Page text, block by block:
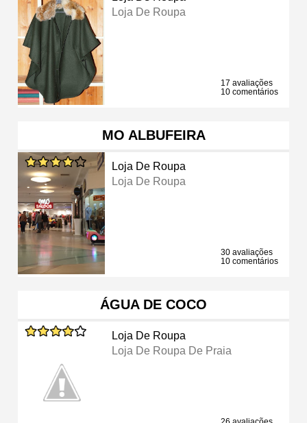
Loja De Roupa
17 avaliações
10 comentários
MO ALBUFEIRA
Loja De Roupa
Loja De Roupa
30 avaliações
10 comentários
ÁGUA DE COCO
Loja De Roupa
Loja De Roupa De Praia